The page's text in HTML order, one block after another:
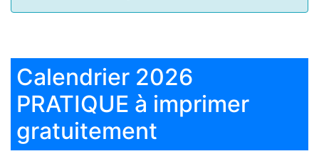
Calendrier 2026
PRATIQUE à imprimer
gratuitement